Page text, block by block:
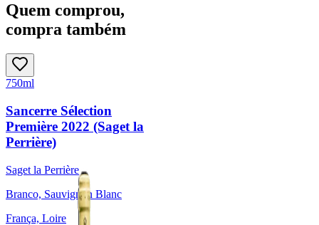
Quem comprou,
compra também
750ml
Sancerre Sélection
Première 2022 (Saget la
Perrière)
Saget la Perrière
Branco, Sauvignon Blanc
França, Loire